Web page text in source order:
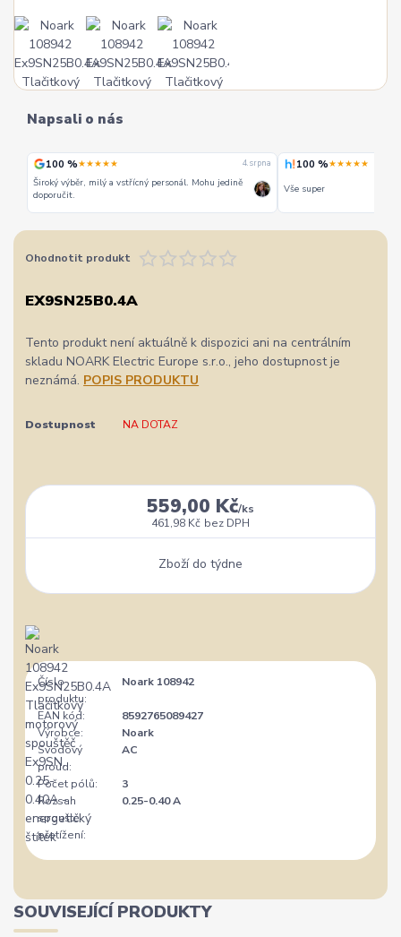
Napsali o nás
100 %★★★★★ 4. srpna
Široký výběr, milý a vstřícný personál. Mohu jedině
doporučit.
100 %★★★★★
Vše super
Ohodnotit produkt
EX9SN25B0.4A
Tento produkt není aktuálně k dispozici ani na centrálním
skladu NOARK Electric Europe s.r.o., jeho dostupnost je
neznámá. POPIS PRODUKTU
Dostupnost NA DOTAZ
559,00 Kč/ks
461,98 Kč bez DPH
Zboží do týdne
Číslo
produktu:
Noark 108942
EAN kód:
8592765089427
Výrobce:
Noark
Svodový
proud:
AC
Počet pólů:
3
Rozsah
spouště
přetížení:
0.25-0.40 A
SOUVISEJÍCÍ PRODUKTY